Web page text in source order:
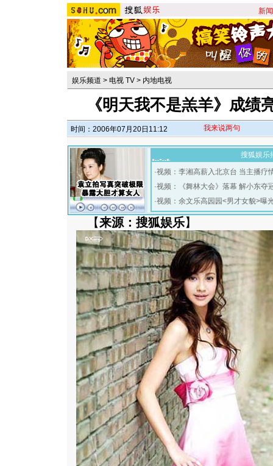
新闻
娱乐频道 > 电视 TV > 内地电视
《明天我不是羔羊》成绩
时间：2006年07月20日11:12 我来说两句
搜狐娱乐
·视频：李湘高薪入北京台 当主播疗
·视频：《舞林大会》落幕 解小东夺
·视频：余文乐高园园<男才女貌>曝
【来源：搜狐娱乐】